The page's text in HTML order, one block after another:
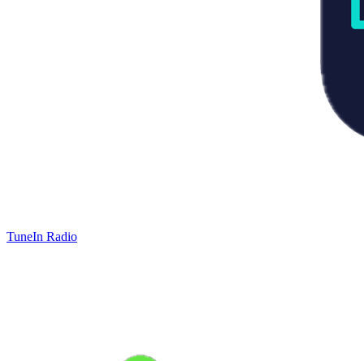
TuneIn Radio